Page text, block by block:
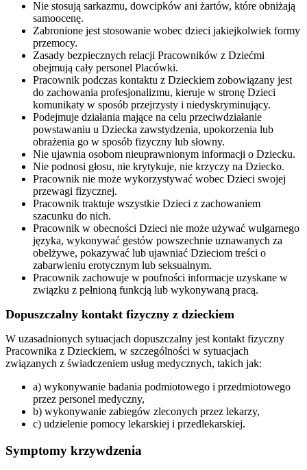
Nie stosują sarkazmu, dowcipków ani żartów, które obniżają
samoocenę.
Zabronione jest stosowanie wobec dzieci jakiejkolwiek formy
przemocy.
Zasady bezpiecznych relacji Pracowników z Dziećmi
obejmują cały personel Placówki.
Pracownik podczas kontaktu z Dzieckiem zobowiązany jest
do zachowania profesjonalizmu, kieruje w stronę Dzieci
komunikaty w sposób przejrzysty i niedyskryminujący.
Podejmuje działania mające na celu przeciwdziałanie
powstawaniu u Dziecka zawstydzenia, upokorzenia lub
obrażenia go w sposób fizyczny lub słowny.
Nie ujawnia osobom nieuprawnionym informacji o Dziecku.
Nie podnosi głosu, nie krytykuje, nie krzyczy na Dziecko.
Pracownik nie może wykorzystywać wobec Dzieci swojej
przewagi fizycznej.
Pracownik traktuje wszystkie Dzieci z zachowaniem
szacunku do nich.
Pracownik w obecności Dzieci nie może używać wulgarnego
języka, wykonywać gestów powszechnie uznawanych za
obelżywe, pokazywać lub ujawniać Dzieciom treści o
zabarwieniu erotycznym lub seksualnym.
Pracownik zachowuje w poufności informacje uzyskane w
związku z pełnioną funkcją lub wykonywaną pracą.
Dopuszczalny kontakt fizyczny z dzieckiem
W uzasadnionych sytuacjach dopuszczalny jest kontakt fizyczny
Pracownika z Dzieckiem, w szczególności w sytuacjach
związanych z świadczeniem usług medycznych, takich jak:
a) wykonywanie badania podmiotowego i przedmiotowego
przez personel medyczny,
b) wykonywanie zabiegów zleconych przez lekarzy,
c) udzielenie pomocy lekarskiej i przedlekarskiej.
Symptomy krzywdzenia